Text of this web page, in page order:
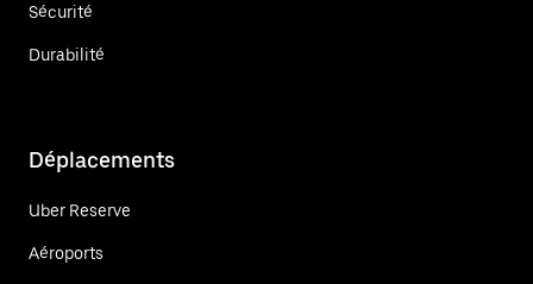
Sécurité
Durabilité
Déplacements
Uber Reserve
Aéroports